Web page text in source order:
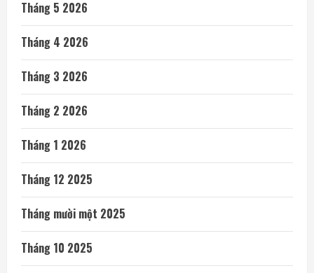
Tháng 5 2026
Tháng 4 2026
Tháng 3 2026
Tháng 2 2026
Tháng 1 2026
Tháng 12 2025
Tháng mười một 2025
Tháng 10 2025